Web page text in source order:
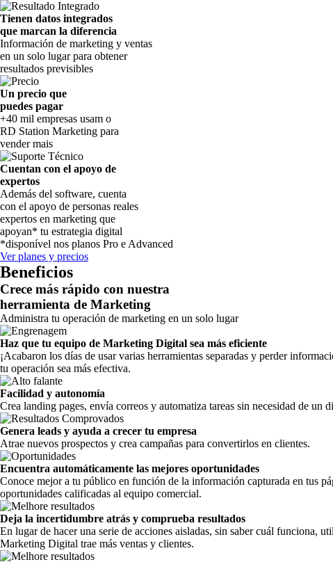
Tienen datos integrados
que marcan la diferencia
Información de marketing y ventas
en un solo lugar para obtener
resultados previsibles
Un precio que
puedes pagar
+40 mil empresas usam o
RD Station Marketing para
vender mais
Cuentan con el apoyo de
expertos
Además del software, cuenta
con el apoyo de personas reales
expertos en marketing que
apoyan* tu estrategia digital
*disponível nos planos Pro e Advanced
Ver planes y precios
Beneficios
Crece más rápido con nuestra
herramienta de Marketing
Administra tu operación de marketing en un solo lugar
Haz que tu equipo de Marketing Digital sea más eficiente
¡Acabaron los días de usar varias herramientas separadas y perder
tu operación sea más efectiva.
Facilidad y autonomía
Crea landing pages, envía correos y automatiza tareas sin necesidad de un
Genera leads y ayuda a crecer tu empresa
Atrae nuevos prospectos y crea campañas para convertirlos en clientes.
Encuentra automáticamente las mejores oportunidades
Conoce mejor a tu público en función de la información capturada en tus
oportunidades calificadas al equipo comercial.
Deja la incertidumbre atrás y comprueba resultados
En lugar de hacer una serie de acciones aisladas, sin saber cuál funciona,
Marketing Digital trae más ventas y clientes.